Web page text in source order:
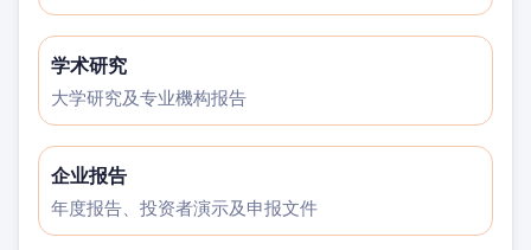
学术研究
大学研究及专业機构报告
企业报告
年度报告、投资者演示及申报文件